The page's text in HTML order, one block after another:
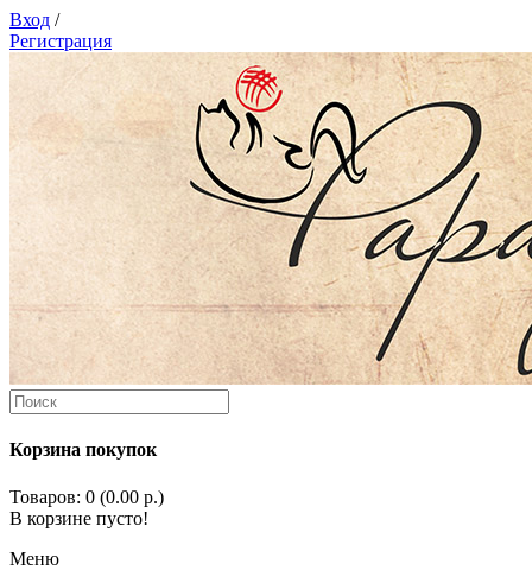
Вход /
Регистрация
Корзина покупок
Товаров: 0 (0.00 р.)
В корзине пусто!
Меню